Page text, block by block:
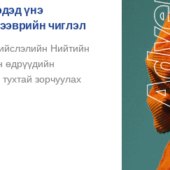
үнэ
чиглэл
Нийтийн
өдрүүдийн
зорчуулах